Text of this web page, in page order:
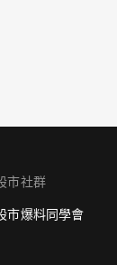
市社群
市爆料同學會